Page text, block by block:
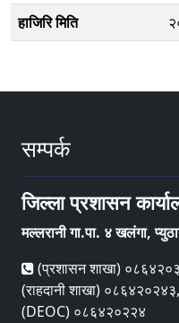
हाजिरि मिति
सम्पर्क
जिल्ला प्रशासन
मल्लरानी गा.पा. ४ खलंगा,
(प्रशासन शाखा)
(राहदानी शाखा)
(DEOC) ०८६४२०२२४